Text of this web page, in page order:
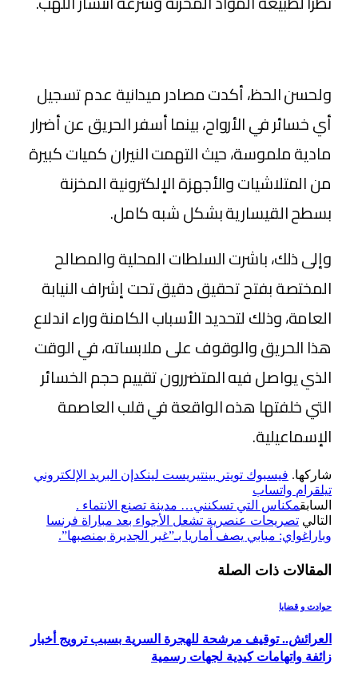
​ولحسن الحظ، أكدت مصادر ميدانية عدم تسجيل
أي خسائر في الأرواح، بينما أسفر الحريق عن أضرار
مادية ملموسة، حيث التهمت النيران كميات كبيرة
من المتلاشيات والأجهزة الإلكترونية المخزنة
بسطح القيسارية بشكل شبه كامل.
​وإلى ذلك، باشرت السلطات المحلية والمصالح
المختصة بفتح تحقيق دقيق تحت إشراف النيابة
العامة، وذلك لتحديد الأسباب الكامنة وراء اندلاع
هذا الحريق والوقوف على ملابساته، في الوقت
الذي يواصل فيه المتضررون تقييم حجم الخسائر
التي خلفتها هذه الواقعة في قلب العاصمة
الإسماعيلية.
شاركها. فيسبوك تويتر بينتيريست لينكدإن البريد الإلكتروني
تيلقرام واتساب
السابقمكناس التي تسكنني… مدينة تصنع الانتماء .
التالي تصريحات عنصرية تشعل الأجواء بعد مباراة فرنسا
وباراغواي: مبابي يصف أماريا بـ”غير الجديرة بمنصبها”.
المقالات ذات الصلة
حوادث و قضايا
العرائش.. توقيف مرشحة للهجرة السرية بسبب ترويج أخبار
زائفة واتهامات كيدية لجهات رسمية